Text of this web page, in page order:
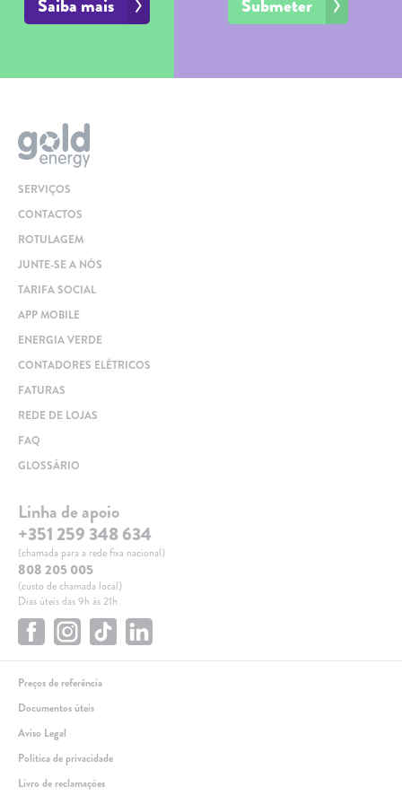
Carregar Fora de Casa
Leituras
Sobre nós
Contactos
FAQ
Blog
Mais informações
ROTULAGEM
JUNTE-SE A NÓS
TARIFA SOCIAL
APP MOBILE
FATURAS
PRÉMIOS
EFICIÊNCIA ENERGÉTICA
FRAUDE E SEGURANÇA
Preços de referência
Documentos úteis
Política de privacidade
Livro de reclamações
Saiba mais Submeter
SERVIÇOS
CONTACTOS
ROTULAGEM
JUNTE-SE A NÓS
TARIFA SOCIAL
APP MOBILE
ENERGIA VERDE
CONTADORES ELÉTRICOS
FATURAS
REDE DE LOJAS
FAQ
GLOSSÁRIO
Linha de apoio
+351 259 348 634
(chamada para a rede fixa nacional)
808 205 005
(custo de chamada local)
Dias úteis das 9h às 21h
Preços de referência
Documentos úteis
Aviso Legal
Política de privacidade
Livro de reclamações